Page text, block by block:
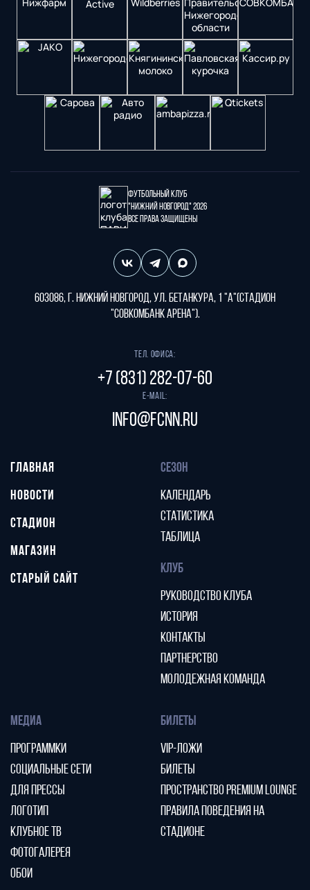
Футбольный клуб
"Нижний Новгород" 2026
Все права защищены
603086, г. Нижний Новгород, ул. Бетанкура, 1 "А"(стадион
"СОВКОМБАНК АРЕНА").
Тел. офиса:
+7 (831) 282-07-60
E-mail:
info@fcnn.ru
ГЛАВНАЯ
НОВОСТИ
СТАДИОН
МАГАЗИН
СТАРЫЙ САЙТ
СЕЗОН
КАЛЕНДАРЬ
СТАТИСТИКА
ТАБЛИЦА
КЛУБ
РУКОВОДСТВО КЛУБА
ИСТОРИЯ
КОНТАКТЫ
ПАРТНЕРСТВО
МОЛОДЕЖНАЯ КОМАНДА
МЕДИА
ПРОГРАММКИ
СОЦИАЛЬНЫЕ СЕТИ
ДЛЯ ПРЕССЫ
ЛОГОТИП
КЛУБНОЕ ТВ
ФОТОГАЛЕРЕЯ
ОБОИ
БИЛЕТЫ
VIP-ЛОЖИ
БИЛЕТЫ
ПРОСТРАНСТВО PREMIUM LOUNGE
ПРАВИЛА ПОВЕДЕНИЯ НА
СТАДИОНЕ